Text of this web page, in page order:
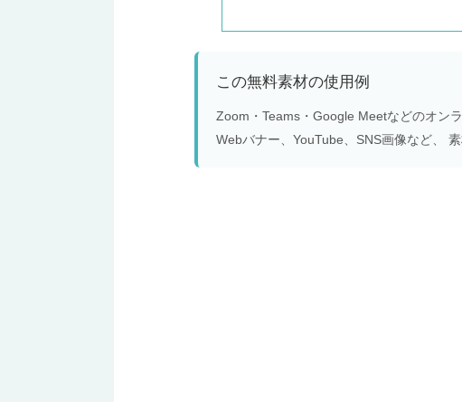
この無料素材の使用例
Zoom・Teams・Google Meetなどのオン
Webバナー、YouTube、SNS画像など、